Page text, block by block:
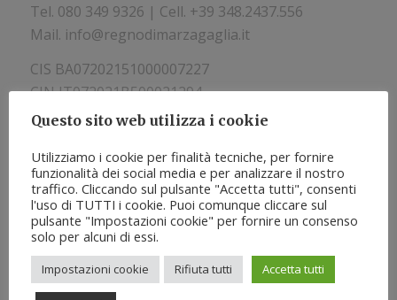
Tel. 080 349 9326 | Cell. +39 348.2437.556
Mail. info@regnodimarzagaglia.it
CIS BA07202151000007227
CIN IT072021B500021294
Questo sito web utilizza i cookie
Utilizziamo i cookie per finalità tecniche, per fornire
funzionalità dei social media e per analizzare il nostro
traffico. Cliccando sul pulsante "Accetta tutti", consenti
l'uso di TUTTI i cookie. Puoi comunque cliccare sul
pulsante "Impostazioni cookie" per fornire un consenso
solo per alcuni di essi.
Impostazioni cookie Rifiuta tutti Accetta tutti